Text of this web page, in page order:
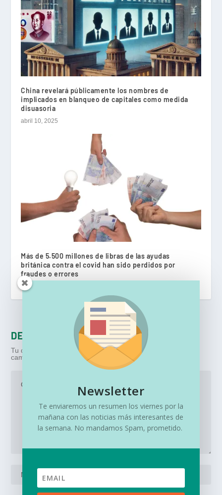
China revelará públicamente los nombres de
implicados en blanqueo de capitales como medida
disuasoria
abril 10, 2025
Más de 5.500 millones de libras de las ayudas
británica contra el covid han sido perdidos por
fraudes o errores
noviembre 5, 2021
DEJA UNA RESPUESTA
Tu dirección de correo electrónico no será publicada.
campos obligatorios están marcados con
Newsletter
Te enviaremos un resumen los viernes por la
mañana con las noticias más interesantes de
la semana. No mandamos Spam, prometido.